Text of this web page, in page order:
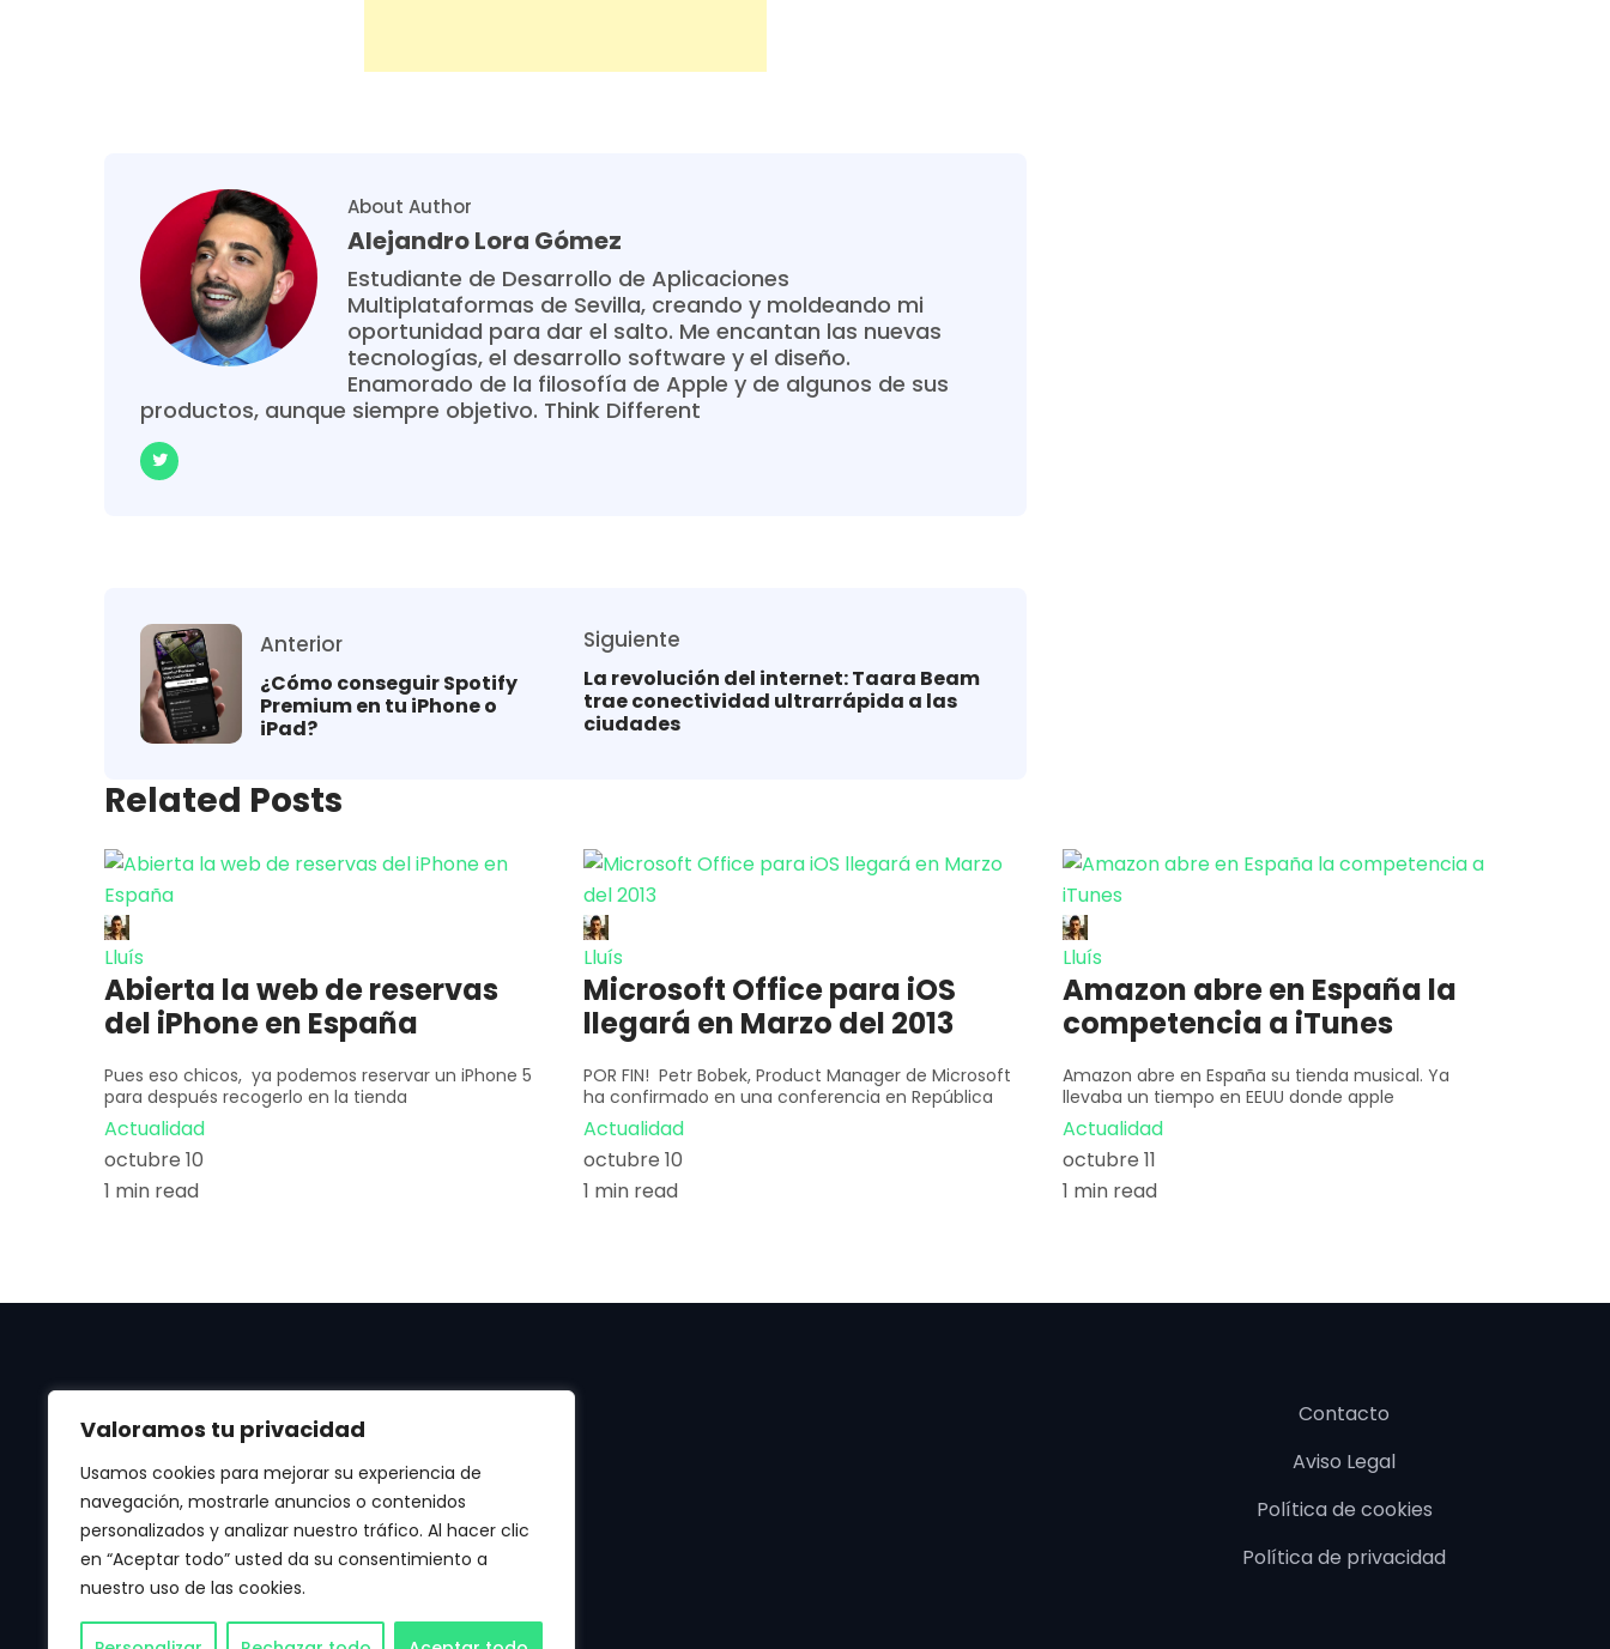
Valoramos tu privacidad
Usamos cookies para mejorar su experiencia de
navegación, mostrarle anuncios o contenidos
personalizados y analizar nuestro tráfico. Al hacer clic
en “Aceptar todo” usted da su consentimiento a
nuestro uso de las cookies.
About Author
Alejandro Lora Gómez
Estudiante de Desarrollo de Aplicaciones
Multiplataformas de Sevilla, creando y moldeando mi
oportunidad para dar el salto. Me encantan las nuevas
tecnologías, el desarrollo software y el diseño.
Enamorado de la filosofía de Apple y de algunos de sus
productos, aunque siempre objetivo. Think Different
Anterior
¿Cómo conseguir Spotify
Premium en tu iPhone o
iPad?
Siguiente
La revolución del internet: Taara Beam
trae conectividad ultrarrápida a las
ciudades
Related Posts
Lluís
Abierta la web de reservas
del iPhone en España
Pues eso chicos, ya podemos reservar un iPhone 5
para después recogerlo en la tienda
Actualidad
octubre 10
1 min read
Lluís
Microsoft Office para iOS
llegará en Marzo del 2013
POR FIN! Petr Bobek, Product Manager de Microsoft
ha confirmado en una conferencia en República
Actualidad
octubre 10
1 min read
Lluís
Amazon abre en España la
competencia a iTunes
Amazon abre en España su tienda musical. Ya
llevaba un tiempo en EEUU donde apple
Actualidad
octubre 11
1 min read
Manténte al día de las últimas noticias de
Apple, Android, Aplicaciones, Juegos, IA y
Contacto
Aviso Legal
Política de cookies
Política de privacidad